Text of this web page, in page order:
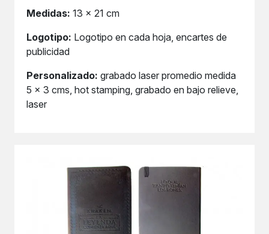
Medidas: 13 x 21 cm
Logotipo: Logotipo en cada hoja, encartes de
publicidad
Personalizado: grabado laser promedio medida
5 x 3 cms, hot stamping, grabado en bajo relieve,
laser